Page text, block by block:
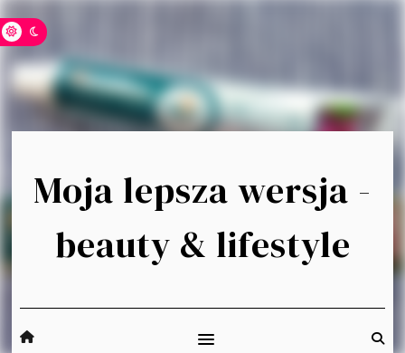
Moja lepsza wersja -
beauty & lifestyle